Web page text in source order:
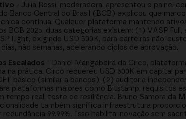
- Julia Rossi, moderadora, apresentou o painel
Banco Central do Brasil (BCB) explicou que
contínua. Qualquer plataforma mantendo
BCB 2025, duas categorias existem: (1) VASP Full,
Light, exigindo USD 500K, para carteiras não-
não semanas, acelerando ciclos de aprovação.
Escalados - Daniel Mangabeira da Circo,
na prática. Circo requereu USD 500K em capital
básico (similar a bancos), (2) auditoria
plataformas maiores como Bitstamp, requisitos
real, teste de resiliência. Bruno Samora da
também significa infraestrutura
99.99%. Isso habilita inovação sem